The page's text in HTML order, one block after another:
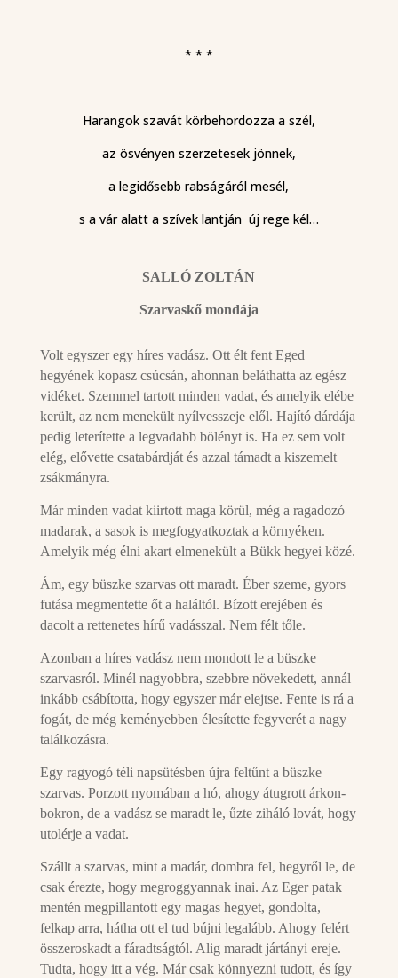
* * *
Harangok szavát körbehordozza a szél,
az ösvényen szerzetesek jönnek,
a legidősebb rabságáról mesél,
s a vár alatt a szívek lantján új rege kél…
SALLÓ ZOLTÁN
Szarvaskő mondája
Volt egyszer egy híres vadász. Ott élt fent Eged
hegyének kopasz csúcsán, ahonnan beláthatta az egész
vidéket. Szemmel tartott minden vadat, és amelyik elébe
került, az nem menekült nyílvesszeje elől. Hajító dárdája
pedig leterítette a legvadabb bölényt is. Ha ez sem volt
elég, elővette csatabárdját és azzal támadt a kiszemelt
zsákmányra.
Már minden vadat kiirtott maga körül, még a ragadozó
madarak, a sasok is megfogyatkoztak a környéken.
Amelyik még élni akart elmenekült a Bükk hegyei közé.
Ám, egy büszke szarvas ott maradt. Éber szeme, gyors
futása megmentette őt a haláltól. Bízott erejében és
dacolt a rettenetes hírű vadásszal. Nem félt tőle.
Azonban a híres vadász nem mondott le a büszke
szarvasról. Minél nagyobbra, szebbre növekedett, annál
inkább csábította, hogy egyszer már elejtse. Fente is rá a
fogát, de még keményebben élesítette fegyverét a nagy
találkozásra.
Egy ragyogó téli napsütésben újra feltűnt a büszke
szarvas. Porzott nyomában a hó, ahogy átugrott árkon-
bokron, de a vadász se maradt le, űzte ziháló lovát, hogy
utolérje a vadat.
Szállt a szarvas, mint a madár, dombra fel, hegyről le, de
csak érezte, hogy megroggyannak inai. Az Eger patak
mentén megpillantott egy magas hegyet, gondolta,
felkap arra, hátha ott el tud bújni legalább. Ahogy felért
összeroskadt a fáradtságtól. Alig maradt jártányi ereje.
Tudta, hogy itt a vég. Már csak könnyezni tudott, és így